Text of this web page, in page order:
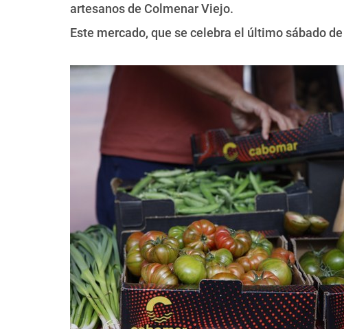
artesanos de Colmenar Viejo.
Este mercado, que se celebra el último sábado